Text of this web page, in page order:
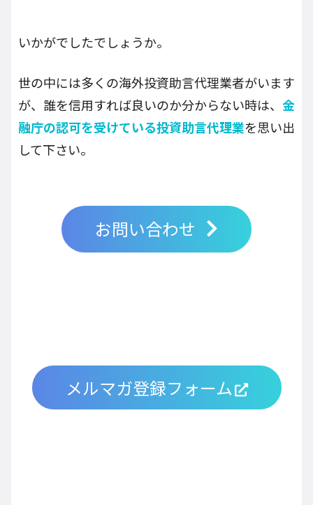
いかがでしたでしょうか。
世の中には多くの海外投資助言代理業者がいます
が、誰を信用すれば良いのか分からない時は、 金
融庁の認可を受けている投資助言代理業を思い出
して下さい。
お問い合わせ
メルマガ登録フォーム